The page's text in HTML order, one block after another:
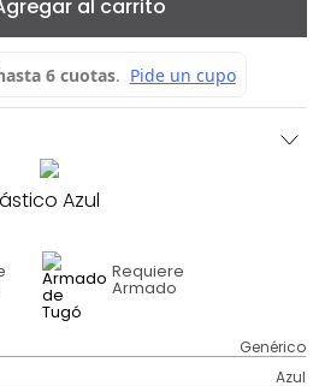
al carrito
Azul
Requiere
Armado
Genérico
Azul